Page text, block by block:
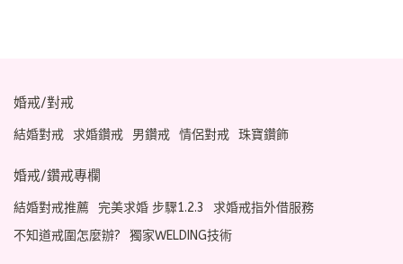
婚戒/對戒
結婚對戒 求婚鑽戒 男鑽戒 情侶對戒 珠寶鑽飾
婚戒/鑽戒專欄
結婚對戒推薦 完美求婚 步驟1.2.3
求婚戒指外借服務
不知道戒圍怎麼辦?
獨家WELDING技術